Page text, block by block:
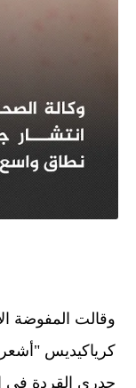
وقالت المفوضة
كرياكيديس "أشعر
جدري القردة في